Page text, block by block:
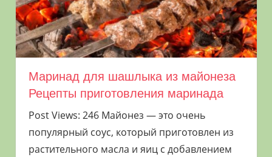
Маринад для шашлыка из майонеза
Рецепты приготовления маринада
Post Views: 246 Майонез — это очень
популярный соус, который приготовлен из
растительного масла и яиц с добавлением